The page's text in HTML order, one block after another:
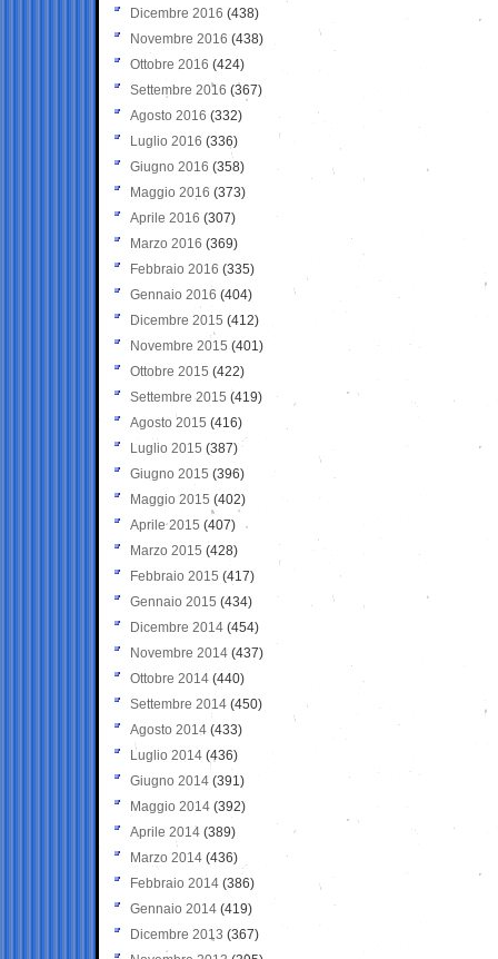
Dicembre 2016 (438)
Novembre 2016 (438)
Ottobre 2016 (424)
Settembre 2016 (367)
Agosto 2016 (332)
Luglio 2016 (336)
Giugno 2016 (358)
Maggio 2016 (373)
Aprile 2016 (307)
Marzo 2016 (369)
Febbraio 2016 (335)
Gennaio 2016 (404)
Dicembre 2015 (412)
Novembre 2015 (401)
Ottobre 2015 (422)
Settembre 2015 (419)
Agosto 2015 (416)
Luglio 2015 (387)
Giugno 2015 (396)
Maggio 2015 (402)
Aprile 2015 (407)
Marzo 2015 (428)
Febbraio 2015 (417)
Gennaio 2015 (434)
Dicembre 2014 (454)
Novembre 2014 (437)
Ottobre 2014 (440)
Settembre 2014 (450)
Agosto 2014 (433)
Luglio 2014 (436)
Giugno 2014 (391)
Maggio 2014 (392)
Aprile 2014 (389)
Marzo 2014 (436)
Febbraio 2014 (386)
Gennaio 2014 (419)
Dicembre 2013 (367)